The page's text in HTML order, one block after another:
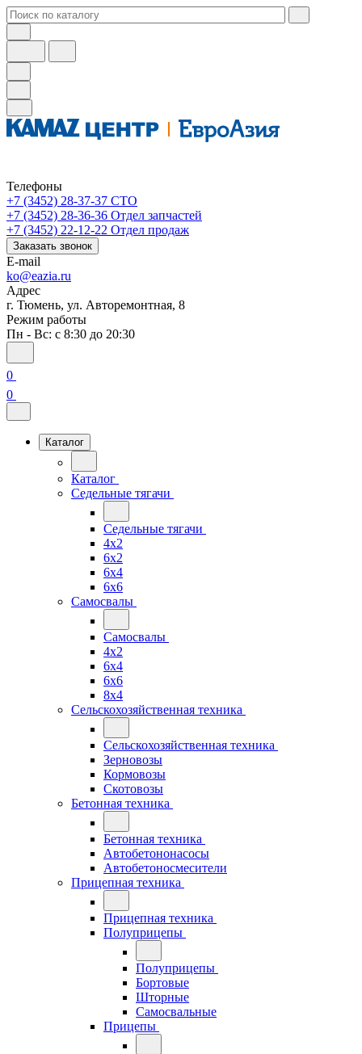
Телефоны
+7 (3452) 28-37-37 СТО
+7 (3452) 28-36-36 Отдел запчастей
+7 (3452) 22-12-22 Отдел продаж
Заказать звонок
E-mail
ko@eazia.ru
Адрес
г. Тюмень, ул. Авторемонтная, 8
Режим работы
Пн - Вс: с 8:30 до 20:30
0
0
Каталог
Каталог
Седельные тягачи
Седельные тягачи
4x2
6x2
6x4
6x6
Самосвалы
Самосвалы
4x2
6x4
6x6
8x4
Сельскохозяйственная техника
Сельскохозяйственная техника
Зерновозы
Кормовозы
Скотовозы
Бетонная техника
Бетонная техника
Автобетононасосы
Автобетоносмесители
Прицепная техника
Прицепная техника
Полуприцепы
Полуприцепы
Бортовые
Шторные
Самосвальные
Прицепы